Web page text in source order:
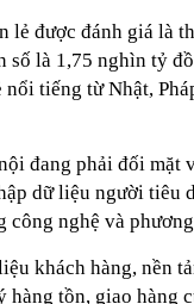
lẻ được đánh giá là
số là 1,75 nghìn tỷ
nổi tiếng từ Nhật,
đang phải đối
dữ liệu người tiêu
công nghệ và
khách hàng, nền
hàng tồn, giao